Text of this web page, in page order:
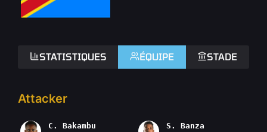
STATISTIQUES ÉQUIPE STADE
Attacker
C. Bakambu
S. Banza